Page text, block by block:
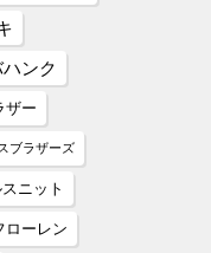
ンク
ザー
ブラザーズ
ニット
ローレン